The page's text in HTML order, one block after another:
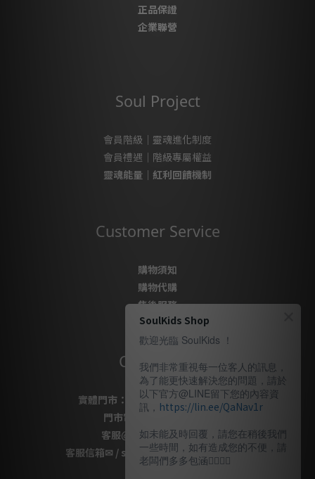
正品保證
企業聯營
Soul Project
會員階級｜靈魂進化制度
會員禮遇｜階級專屬權益
靈魂能量｜紅利回饋機制
Customer Service
購物須知
購物代購
售後服務
隱私政策
Contact Us
實體門市：
桃園市桃園區復興路69號
門市電話
03-337-1777
客服@LINE：＠soulkids
客服信箱✉ / shopsoulkids@gmail.com
SoulKids Shop
歡迎光臨 SoulKids ！
我們非常重視每一位客人的訊息，
為了能更快速解決您的問題，請於
以下官方@LINE留下您的內容資
訊， https://lin.ee/QaNav1r
如未能及時回覆，請您在稍後我們
一些時間，如有造成您的不便，請
老闆們多多包涵🙇🏽‍🙇‍♀️